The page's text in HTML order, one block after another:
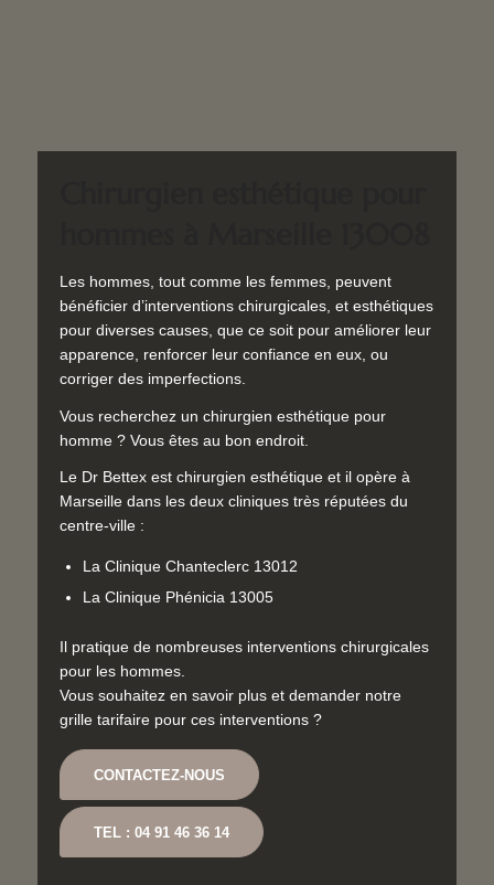
Les hommes, tout comme les femmes, peuvent
bénéficier d’interventions chirurgicales, et esthétiques
pour diverses causes, que ce soit pour améliorer leur
apparence, renforcer leur confiance en eux, ou
corriger des imperfections.
Vous recherchez un chirurgien esthétique pour
homme ? Vous êtes au bon endroit.
Le Dr Bettex est chirurgien esthétique et il opère à
Marseille dans les deux cliniques très réputées du
centre-ville :
La Clinique Chanteclerc 13012
La Clinique Phénicia 13005
Il pratique de nombreuses interventions chirurgicales
pour les hommes.
Vous souhaitez en savoir plus et demander notre
grille tarifaire pour ces interventions ?
CONTACTEZ-NOUS
TEL : 04 91 46 36 14